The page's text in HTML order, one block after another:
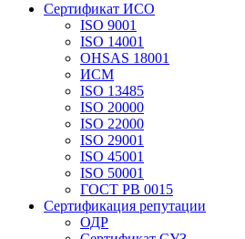
Сертификат ИСО
ISO 9001
ISO 14001
OHSAS 18001
ИСМ
ISO 13485
ISO 20000
ISO 22000
ISO 29001
ISO 45001
ISO 50001
ГОСТ РВ 0015
Сертификация репутации
ОДР